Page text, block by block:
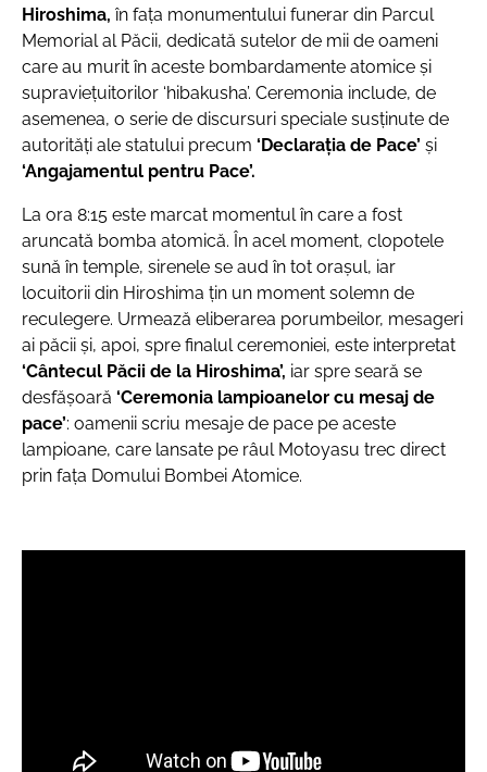
Hiroshima, în fața monumentului funerar din Parcul
Memorial al Păcii, dedicată sutelor de mii de oameni
care au murit în aceste bombardamente atomice și
supraviețuitorilor ‘hibakusha’. Ceremonia include, de
asemenea, o serie de discursuri speciale susținute de
autorități ale statului precum ‘Declarația de Pace’ și
‘Angajamentul pentru Pace’.
La ora 8:15 este marcat momentul în care a fost
aruncată bomba atomică. În acel moment, clopotele
sună în temple, sirenele se aud în tot orașul, iar
locuitorii din Hiroshima țin un moment solemn de
reculegere. Urmează eliberarea porumbeilor, mesageri
ai păcii și, apoi, spre finalul ceremoniei, este interpretat
‘Cântecul Păcii de la Hiroshima’, iar spre seară se
desfășoară ‘Ceremonia lampioanelor cu mesaj de
pace’: oamenii scriu mesaje de pace pe aceste
lampioane, care lansate pe râul Motoyasu trec direct
prin fața Domului Bombei Atomice.